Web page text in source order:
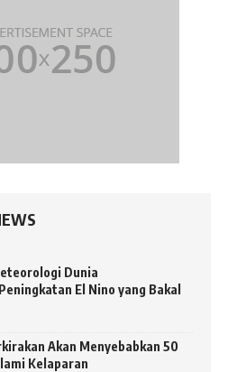
Dunia
El Nino yang Bakal
Akan Menyebabkan 50
Kelaparan